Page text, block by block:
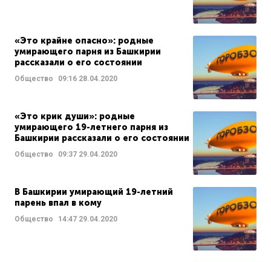
«Это крайне опасно»: родные
умирающего парня из Башкирии
рассказали о его состоянии
Общество 09:16 28.04.2020
«Это крик души»: родные
умирающего 19-летнего парня из
Башкирии рассказали о его состоянии
Общество 09:37 29.04.2020
В Башкирии умирающий 19-летний
парень впал в кому
Общество 14:47 29.04.2020